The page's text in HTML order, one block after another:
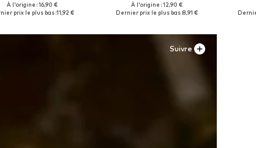
en plusieurs tailles
À l'origine : 16,90 €
prix le plus bas :11,92 €
Disponible en plusieurs tailles
À l'origine : 12,90 €
Dernier prix le plus bas :8,91 €
Suivre